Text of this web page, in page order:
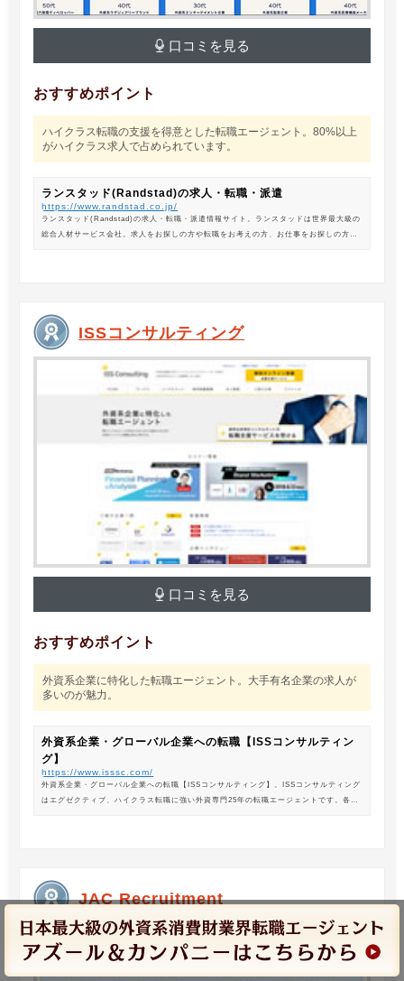
口コミを見る
おすすめポイント
ハイクラス転職の支援を得意とした転職エージェント。80%以上
がハイクラス求人で占められています。
ランスタッド(Randstad)の求人・転職・派遣
https://www.randstad.co.jp/
ランスタッド(Randstad)の求人・転職・派遣情報サイト。ランスタッドは世界最大級の
総合人材サービス会社。求人をお探しの方や転職をお考えの方、お仕事をお探しの方に
ISSコンサルティング
口コミを見る
おすすめポイント
外資系企業に特化した転職エージェント。大手有名企業の求人が
多いのが魅力。
外資系企業・グローバル企業への転職【ISSコンサルティン
グ】
https://www.isssc.com/
外資系企業・グローバル企業への転職【ISSコンサルティング】。ISSコンサルティング
はエグゼクティブ、ハイクラス転職に強い外資専門25年の転職エージェントです。各業
JAC Recruitment